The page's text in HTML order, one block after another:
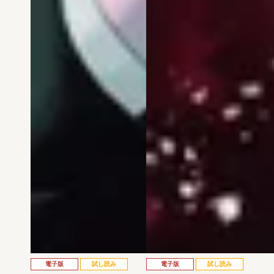
電子版 試し読み 電子版 試し読み